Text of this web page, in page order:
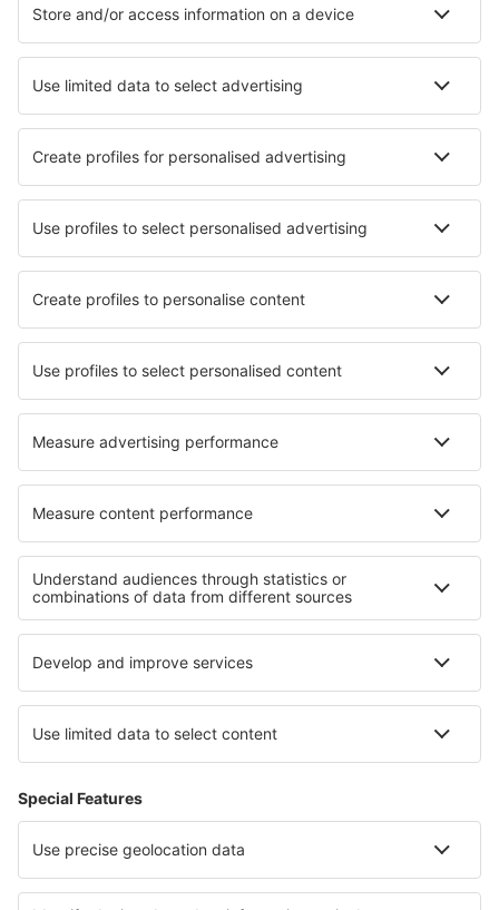
Ubytování Hohenkirchen Ubytování in Oberhausen
Nejlepší ubytování - města
Ubytování in Dania Beach Ubytování in Plainville
Ubytování in Peniscola Ubytování in Kawagoe
Ubytování in Corigliano Calabro Ubytování in Middlefield
Ubytování in Brandenburg Lake Plateau
Ubytování on Baltic Sea Coast Ubytování on North Sea Coast
Ubytování v Sasku-Anhaltsku Ubytování in Malaysian Borneo
Ubytování ve Španělsku Ubytování na La Digue
Ubytování na Kykladách Ubytování in Podhale and Orava